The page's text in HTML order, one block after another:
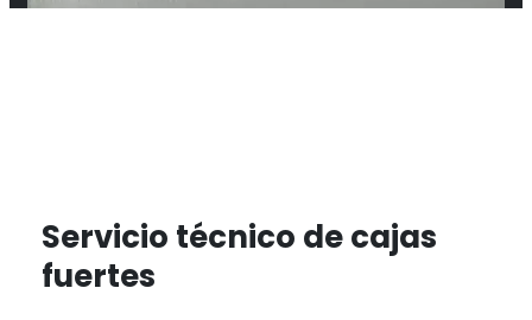
Servicio técnico de cajas
fuertes